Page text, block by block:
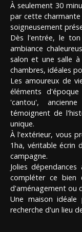
À seulement 30
par cette
soigneusement
Dès l'entrée, le
ambiance
salon et une salle
chambres, idéales
Les amoureux de
éléments
'cantou',
témoignent de
unique.
À l'extérieur, vous
1ha, véritable écrin
campagne.
Jolies
compléter ce bien
d'aménagement ou
Une maison
recherche d'un lieu